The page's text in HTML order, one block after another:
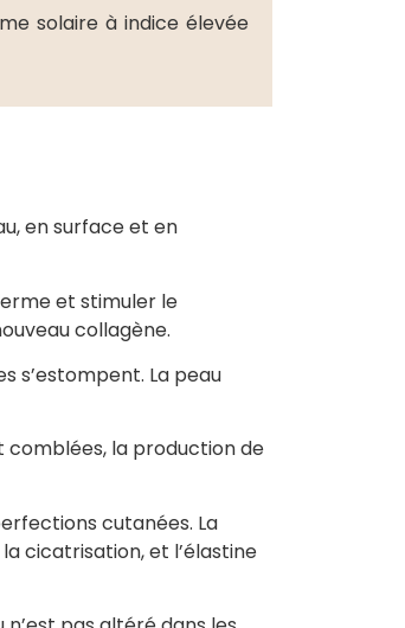
solaire à indice élevée
en surface et en
et stimuler le
collagène.
s’estompent. La peau
comblées, la production de
cutanées. La
cicatrisation, et l’élastine